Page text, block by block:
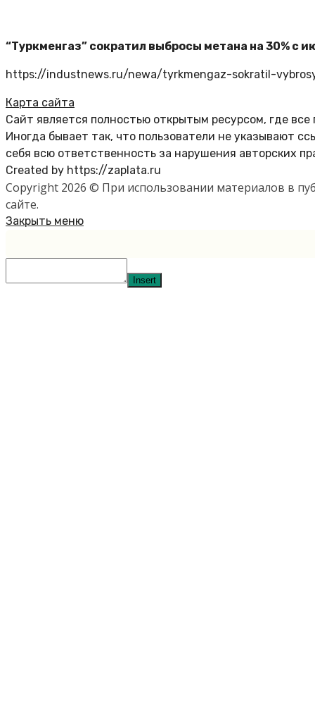
“Туркменгаз” сократил выбросы метана на 30% с
https://industnews.ru/newa/tyrkmengaz-sokratil-
Карта сайта
Сайт является полностью открытым ресурсом, где
Иногда бывает так, что пользователи не указывают
себя всю ответственность за нарушения авторских
Created by https://zaplata.ru
Copyright 2026 © При использовании материалов в
сайте.
Закрыть меню
Insert